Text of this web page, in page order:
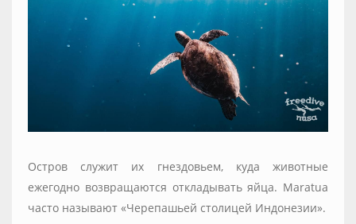
Остров служит их гнездовьем, куда животные
ежегодно возвращаются откладывать яйца. Maratua
часто называют «Черепашьей столицей Индонезии».